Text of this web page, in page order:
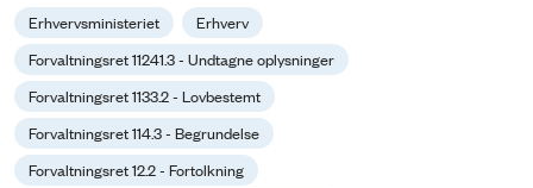
Erhvervsministeriet
Erhverv
Forvaltningsret 11241.3 - Undtagne oplysninger
Forvaltningsret 1133.2 - Lovbestemt
Forvaltningsret 114.3 - Begrundelse
Forvaltningsret 12.2 - Fortolkning